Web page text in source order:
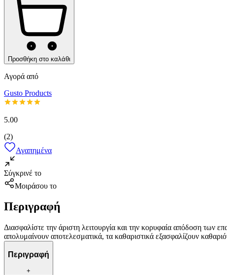
Προσθήκη στο καλάθι
Αγορά από
Gusto Products
5.00
(2)
Αγαπημένα
Σύγκρινέ το
Μοιράσου το
Περιγραφή
Διασφαλίστε την άριστη λειτουργία και την κορυφαία απόδοση των
απολυμαίνουν αποτελεσματικά, τα καθαριστικά εξασφαλίζουν
Περιγραφή
+